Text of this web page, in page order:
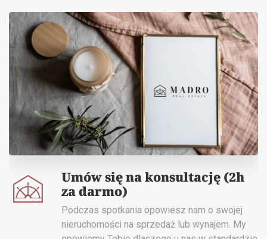
Umów się na konsultację (2h
za darmo)
Podczas spotkania opowiesz nam o swojej
nieruchomości na sprzedaż lub wynajem. My